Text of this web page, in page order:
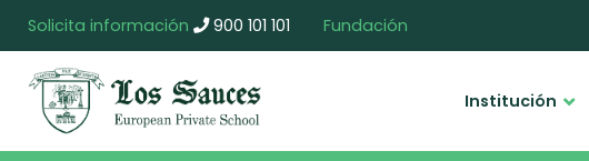
Solicita información 900 101 101 Fundación
Institución